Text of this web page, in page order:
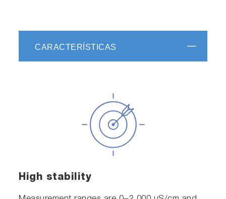
CARACTERÍSTICAS
High stability